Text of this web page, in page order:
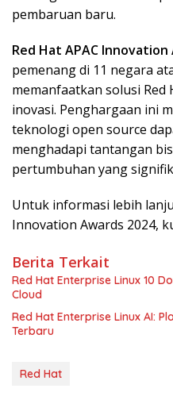
pembaruan baru.
Red Hat APAC Innovation
pemenang di 11 negara
memanfaatkan solusi
inovasi. Penghargaan ini
teknologi open source
menghadapi tantangan
pertumbuhan yang
Untuk informasi lebih
Innovation Awards 2024,
Berita Terkait
Red Hat Enterprise Linux 10
Cloud
Red Hat Enterprise Linux AI:
Terbaru
Red Hat